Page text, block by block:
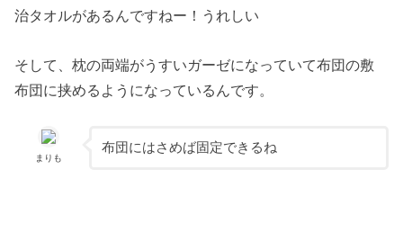
治タオルがあるんですねー！うれしい
そして、枕の両端がうすいガーゼになっていて布団の敷
布団に挟めるようになっているんです。
まりも
布団にはさめば固定できるね